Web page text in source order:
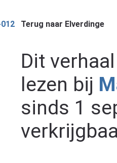
Terug naar Elverdinge
Dit
lezen bij
sinds 1